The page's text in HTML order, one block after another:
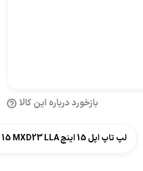
بازخورد درباره این کالا
لپ تاپ اپل 15 اینچ MacBook Air 15 MXD23 LLA